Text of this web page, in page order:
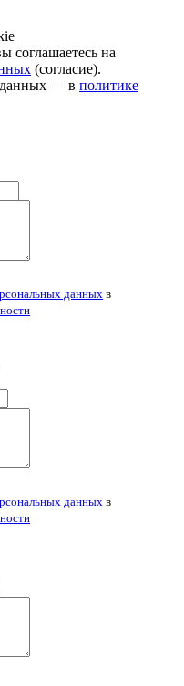
соглашаетесь на
(согласие).
данных — в политике
данных в
данных в